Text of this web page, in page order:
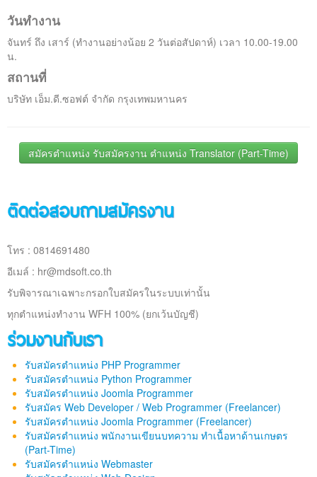
วันทำงาน
จันทร์ ถึง เสาร์ (ทำงานอย่างน้อย 2 วันต่อสัปดาห์) เวลา 10.00-19.00
น.
สถานที่
บริษัท เอ็ม.ดี.ซอฟต์ จำกัด กรุงเทพมหานคร
สมัครตำแหน่ง รับสมัครงาน ตำแหน่ง Translator (Part-Time)
ติดต่อสอบถามสมัครงาน
โทร : 0814691480
อีเมล์ : hr@mdsoft.co.th
รับพิจารณาเฉพาะกรอกใบสมัครในระบบเท่านั้น
ทุกตำแหน่งทำงาน WFH 100% (ยกเว้นบัญชี)
ร่วมงานกับเรา
รับสมัครตำแหน่ง PHP Programmer
รับสมัครตำแหน่ง Python Programmer
รับสมัครตำแหน่ง Joomla Programmer
รับสมัคร Web Developer / Web Programmer (Freelancer)
รับสมัครตำแหน่ง Joomla Programmer (Freelancer)
รับสมัครตำแหน่ง พนักงานเขียนบทความ ทำเนื้อหาด้านเกษตร
(Part-Time)
รับสมัครตำแหน่ง Webmaster